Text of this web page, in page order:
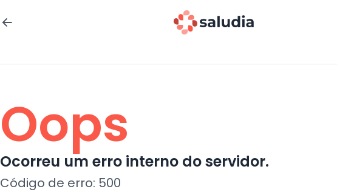
Oops
Ocorreu um erro interno do servidor.
Código de erro: 500